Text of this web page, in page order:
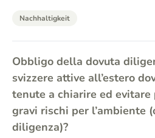
Nachhaltigkeit
Obbligo della dovuta
svizzere attive all’estero
tenute a chiarire ed
gravi rischi per l’ambiente
diligenza)?